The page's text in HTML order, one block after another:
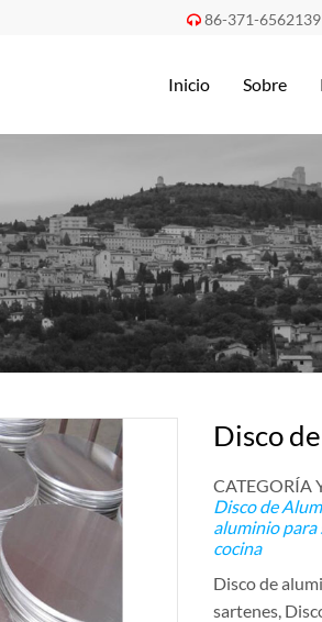
 86-371-
Inicio Sobre
Disco
CATEGORÍA
Disco de
aluminio para
cocina
Disco de
sartenes,